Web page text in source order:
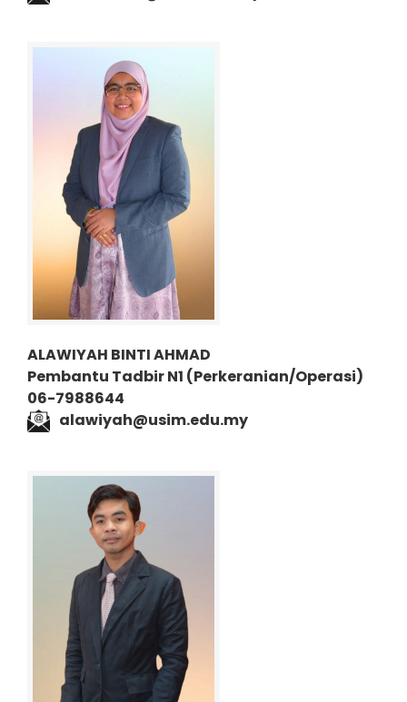
ALAWIYAH BINTI AHMAD
Pembantu Tadbir N1 (Perkeranian/Operasi)
06-7988644
alawiyah@usim.edu.my